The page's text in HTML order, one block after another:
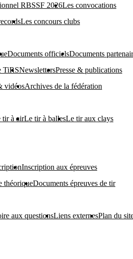
RBSSF 2026Les convocations
Les concours clubs
Documents officielsDocuments
TiRSNewslettersPresse & publications
vidéosArchives de la fédération
tir à airLe tir à ballesLe tir aux clays
Inscription aux épreuves
théoriqueDocuments épreuves de tir
aux questionsLiens externesPlan du